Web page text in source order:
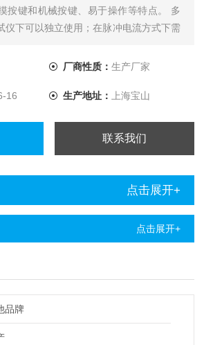
按键和机械按键、易于操作等特点。 多
仪下可以独立使用；在脉冲电流方式下需
合器配合；在测距完成后须使用电力电
厂商性质： 生产厂家
16 生产地址： 上海宝山
联系我们
点击展开+
点击展开+
品牌